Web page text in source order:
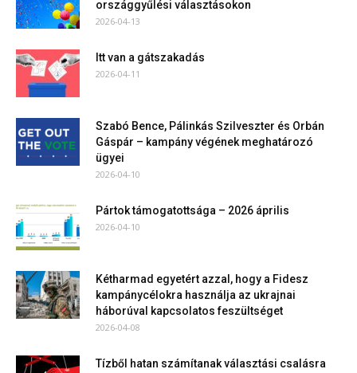
országgyűlési választásokon
2026-04-13
Itt van a gátszakadás
2026-04-11
Szabó Bence, Pálinkás Szilveszter és Orbán
Gáspár – kampány végének meghatározó
ügyei
2026-04-10
Pártok támogatottsága – 2026 április
2026-04-10
Kétharmad egyetért azzal, hogy a Fidesz
kampánycélokra használja az ukrajnai
háborúval kapcsolatos feszültséget
2026-04-08
Tízből hatan számítanak választási csalásra